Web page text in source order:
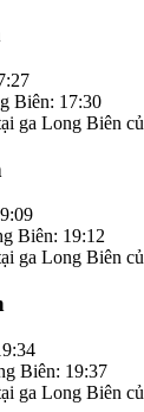
Biên: 17:30
ga Long Biên
Biên: 19:12
ga Long Biên
Biên: 19:37
ga Long Biên